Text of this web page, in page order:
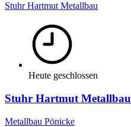
Stuhr Hartmut Metallbau
Heute geschlossen
Stuhr Hartmut Metallbau
Metallbau Pönicke